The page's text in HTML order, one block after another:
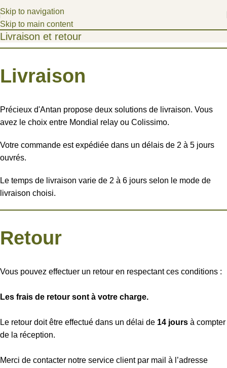
Skip to navigation
Skip to main content
Bienvenue dans un univers poétique, où les fragments du
passé deviennent des joyaux d'aujourd'hui.
Livraison et retour
Livraison
Précieux d'Antan propose deux solutions de livraison. Vous
avez le choix entre Mondial relay ou Colissimo.
Votre commande est expédiée dans un délais de 2 à 5 jours
ouvrés.
Le temps de livraison varie de 2 à 6 jours selon le mode de
livraison choisi.
Retour
Vous pouvez effectuer un retour en respectant ces conditions :
Les frais de retour sont à votre charge.
Le retour doit être effectué dans un délai de 14 jours à compter
de la réception.
Merci de contacter notre service client par mail à l’adresse